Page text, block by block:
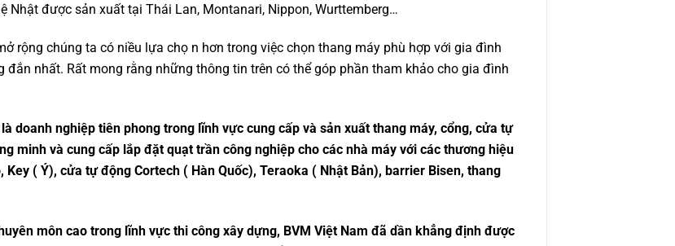
Nhật được sản xuất tại Thái Lan, Montanari, Nippon, Wurttemberg…
rộng chúng ta có niều lựa chọ n hơn trong việc chọn thang máy phù hợp với gia đình
nhất. Rất mong rằng những thông tin trên có thể góp phần tham khảo cho gia đình
doanh nghiệp tiên phong trong lĩnh vực cung cấp và sản xuất thang máy, cổng, cửa tự
minh và cung cấp lắp đặt quạt trần công nghiệp cho các nhà máy với các thương hiệu
( Ý), cửa tự động Cortech ( Hàn Quốc), Teraoka ( Nhật Bản), barrier Bisen, thang
môn cao trong lĩnh vực thi công xây dựng, BVM Việt Nam đã dần khẳng định được